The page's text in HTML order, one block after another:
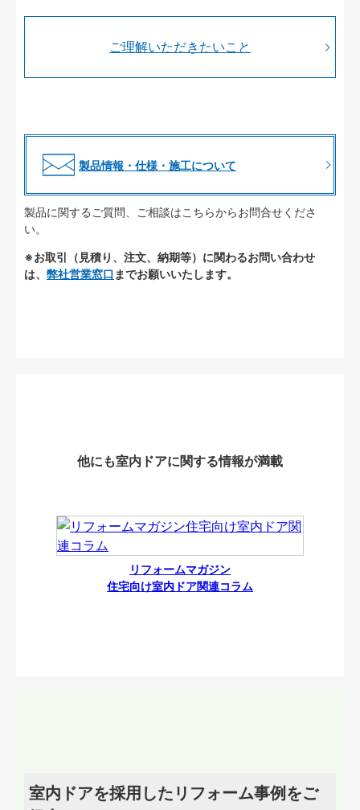
ご理解いただきたいこと
製品情報・仕様・施工について
製品に関するご質問、ご相談はこちらからお問合せくださ
い。
※お取引（見積り、注文、納期等）に関わるお問い合わせ
は、 弊社営業窓口 までお願いいたします。
他にも室内ドアに関する情報が満載
リフォームマガジン
住宅向け室内ドア関連コラム
室内ドアを採用したリフォーム事例をご